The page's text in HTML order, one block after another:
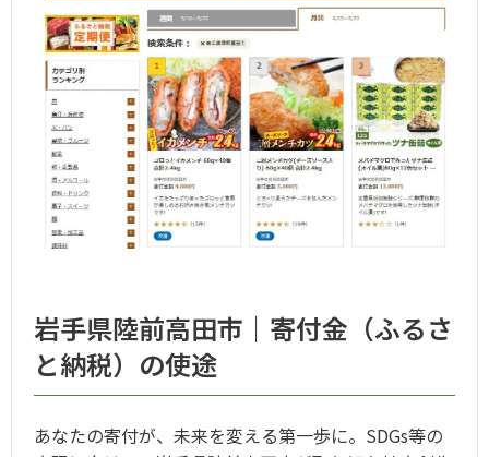
岩手県陸前高田市｜寄付金（ふるさ
と納税）の使途
あなたの寄付が、未来を変える第一歩に。SDGs等の